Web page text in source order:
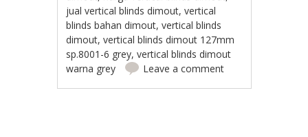
jual vertical blinds dimout,vertical
blinds bahan dimout,vertical blinds
dimout,vertical blinds dimout 127mm
sp.8001-6 grey,vertical blinds dimout
warna grey
Leave a comment